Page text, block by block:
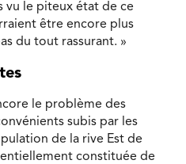
vu le piteux état de ce
être encore plus
du tout rassurant. »
le problème des
subis par les
de la rive Est de
constituée de